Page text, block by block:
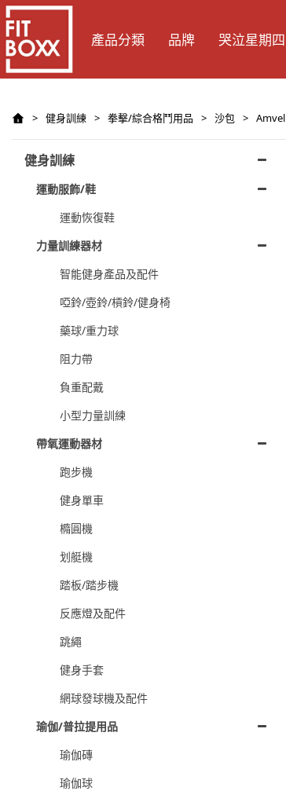
產品分類 品牌 哭泣星期四
> 健身訓練 > 拳擊/綜合格鬥用品 > 沙包 > Amvel
健身訓練
運動服飾/鞋
運動恢復鞋
力量訓練器材
智能健身產品及配件
啞鈴/壺鈴/槓鈴/健身椅
藥球/重力球
阻力帶
負重配戴
小型力量訓練
帶氧運動器材
跑步機
健身單車
橢圓機
划艇機
踏板/踏步機
反應燈及配件
跳繩
健身手套
網球發球機及配件
瑜伽/普拉提用品
瑜伽磚
瑜伽球